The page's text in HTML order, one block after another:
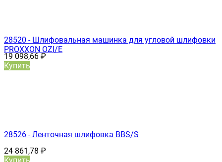
28520 - Шлифовальная машинка для угловой шлифовки
PROXXON OZI/E
19 098,66₽
Купить
28526 - Ленточная шлифовка BBS/S
24 861,78 ₽